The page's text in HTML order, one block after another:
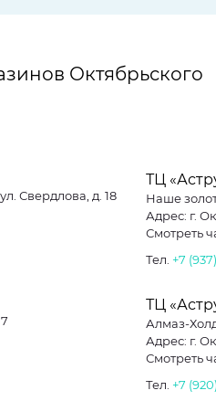
Октябрьского
Свердлова, д. 18
ТЦ
Наше
Адрес: г.
Смотреть
Тел. +7
ТЦ
Алмаз-
Адрес: г.
Смотреть
Тел. +7